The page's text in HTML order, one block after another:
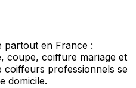
partout en France :
coupe, coiffure mariage et
coiffeurs professionnels se
domicile.